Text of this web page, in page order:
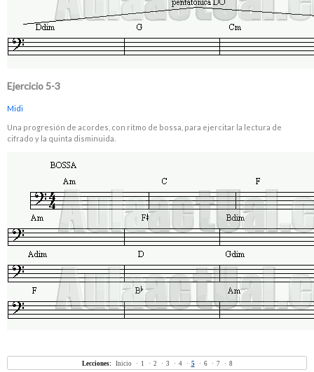
Ejercicio 5-3
Midi
Una progresión de acordes, con ritmo de bossa, para ejercitar la lectura de
cifrado y la quinta disminuida.
Lecciones: Inicio· 1 · 2 · 3 · 4· 5· 6· 7· 8